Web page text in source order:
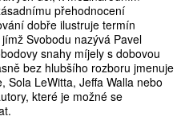
přehodnocení
dobře ilustruje termín
Svobodu nazývá Pavel
snahy míjely s dobovou
bez hlubšího rozboru jmenuje
Sola LeWitta, Jeffa Walla nebo
které je možné se